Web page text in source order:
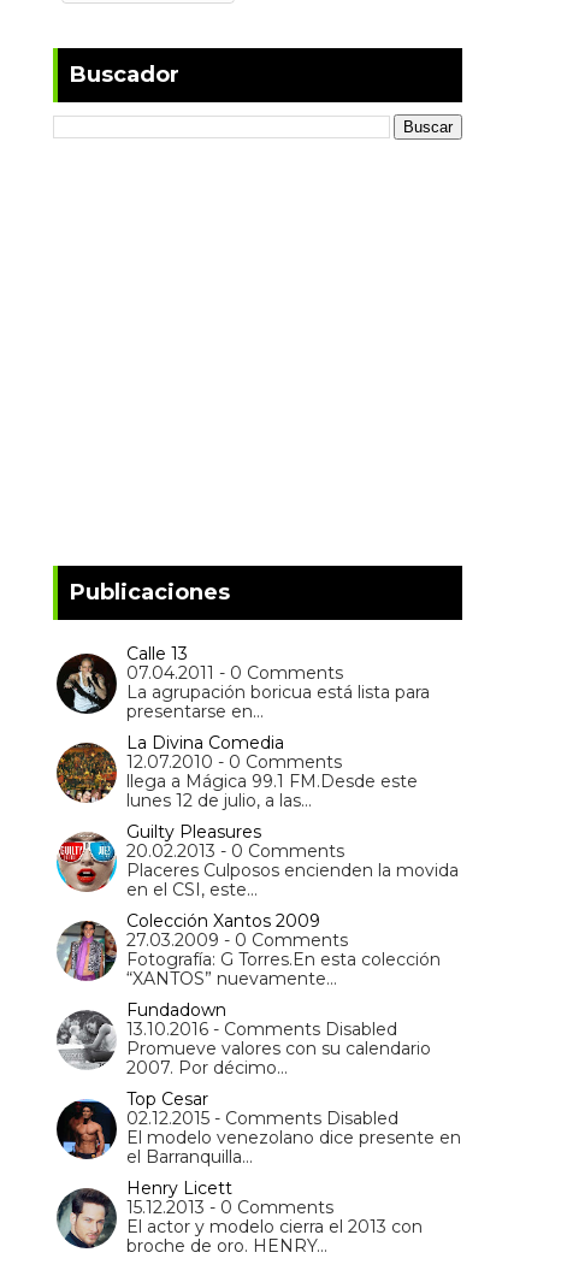
Buscador
Publicaciones
Calle 13
07.04.2011 - 0 Comments
La agrupación boricua está lista para
presentarse en…
La Divina Comedia
12.07.2010 - 0 Comments
llega a Mágica 99.1 FM.Desde este
lunes 12 de julio, a las…
Guilty Pleasures
20.02.2013 - 0 Comments
Placeres Culposos encienden la movida
en el CSI, este…
Colección Xantos 2009
27.03.2009 - 0 Comments
Fotografía: G Torres.En esta colección
“XANTOS” nuevamente…
Fundadown
13.10.2016 - Comments Disabled
Promueve valores con su calendario
2007. Por décimo…
Top Cesar
02.12.2015 - Comments Disabled
El modelo venezolano dice presente en
el Barranquilla…
Henry Licett
15.12.2013 - 0 Comments
El actor y modelo cierra el 2013 con
broche de oro. HENRY…